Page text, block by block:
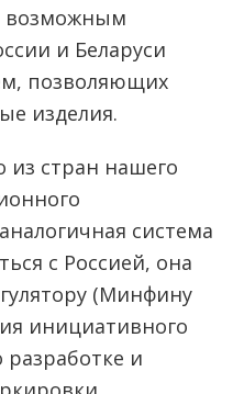
возможным
и Беларуси
позволяющих
изделия.
из стран нашего
система
с Россией, она
(Минфину
инициативного
и